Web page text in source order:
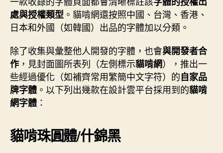
處與授權類型 。貓啃網還按照中國、台灣、香港、
日本和外國（如韓國）出品的字體加以分類。
除了收集與彙整他人開發的字體，也會與開發者合
作 ，見封面圖所表列（左側標示貓啃網），推出一
些經過優化（如補齊常用繁簡中文字符）的自家品
牌字體 。以下列出幾款在設計雲平台採用到的貓啃
網字體 ：
貓啃珠圓體/什錦黑